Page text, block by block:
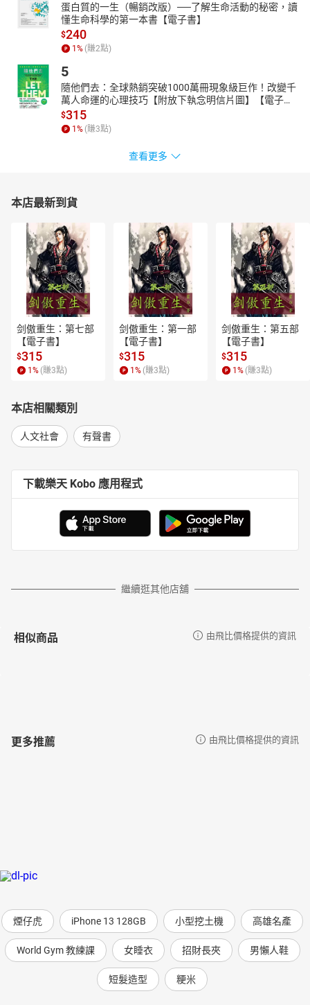
蛋白質的一生（暢銷改版）──了解生命活動的秘密，讀
懂生命科學的第一本書【電子書】
$240
1 % (賺2點)
5
隨他們去：全球熱銷突破1000萬冊現象級巨作！改變千
萬人命運的心理技巧【附放下執念明信片圖】【電子
書】
$315
1 % (賺3點)
查看更多
本店最新到貨
剑傲重生：第七部
【電子書】
$315
1 % (賺3點)
剑傲重生：第一部
【電子書】
$315
1 % (賺3點)
剑傲重生：第五部
【電子書】
$315
1 % (賺3點)
本店相關類別
人文社會 有聲書
下載樂天 Kobo 應用程式
繼續逛其他店舖
相似商品 由飛比價格提供的資訊
更多推薦 由飛比價格提供的資訊
煙仔虎 iPhone 13 128GB 小型挖土機 高雄名產
World Gym 教練課 女睡衣 招財長夾 男懶人鞋
短髮造型 粳米